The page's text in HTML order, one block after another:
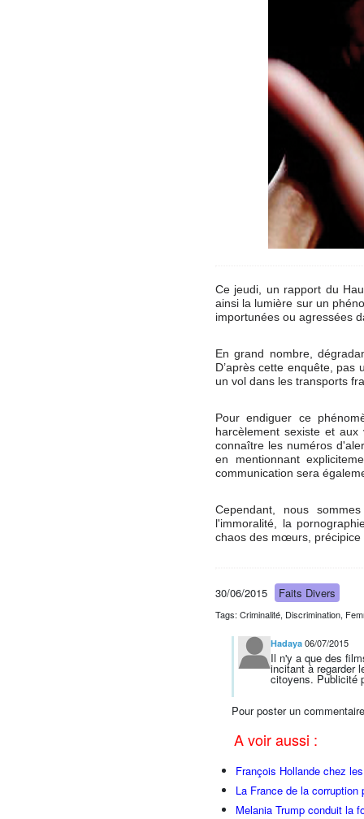
Ce jeudi, un rapport du
ainsi la lumière sur un
importunées ou agressées
En grand nombre,
D’après cette enquête, pas
un vol dans les transports
Pour endiguer ce
harcèlement sexiste et
connaître les numéros
en mentionnant
communication sera
Cependant, nous
l'immoralité, la
chaos des mœurs,
30/06/2015 Faits Divers
Tags: Criminalité, Discrimination,
Hadaya 06/07/2015
Il n'y a que des
incitant à regarder
citoyens. Publicité
Pour poster un
A voir aussi :
François Hollande chez
La France de la
Melania Trump conduit la